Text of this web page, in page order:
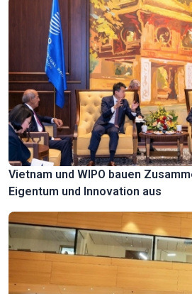
Vietnam und WIPO bauen
Eigentum und Innovation aus